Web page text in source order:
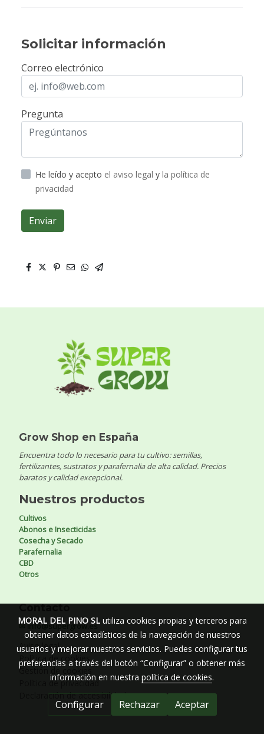
Solicitar información
Correo electrónico
Pregunta
He leído y acepto el aviso legal y la política de
privacidad
Enviar
Grow Shop en España
Encuentra todo lo necesario para tu cultivo: semillas,
fertilizantes, sustratos y parafernalia de alta calidad. Precios
baratos y calidad excepcional.
Nuestros productos
Cultivos
Abonos e Insecticidas
Cosecha y Secado
Parafernalia
CBD
Otros
Contacto
✉ info@supergrow.es
Aviso legal
Política de cookies
Gestión de cookies
Política de privacidad
Declaración de accesibilidad
MORAL DEL PINO SLutiliza cookies propias y terceros para
obtener datos estadísticos de la navegación de nuestros
usuarios y mejorar nuestros servicios. Puedes configurar tus
preferencias a través del botón “Configurar” o obtener más
información en nuestra política de cookies.
Configurar Rechazar Aceptar